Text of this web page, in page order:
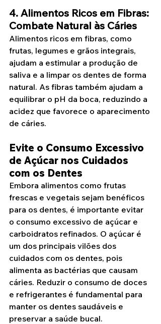
4. Alimentos Ricos em Fibras:
Combate Natural às Cáries
Alimentos ricos em fibras, como
frutas, legumes e grãos integrais,
ajudam a estimular a produção de
saliva e a limpar os dentes de forma
natural. As fibras também ajudam a
equilibrar o pH da boca, reduzindo a
acidez que favorece o aparecimento
de cáries.
Evite o Consumo Excessivo
de Açúcar nos Cuidados
com os Dentes
Embora alimentos como frutas
frescas e vegetais sejam benéficos
para os dentes, é importante evitar
o consumo excessivo de açúcar e
carboidratos refinados. O açúcar é
um dos principais vilões dos
cuidados com os dentes, pois
alimenta as bactérias que causam
cáries. Reduzir o consumo de doces
e refrigerantes é fundamental para
manter os dentes saudáveis e
preservar a saúde bucal.